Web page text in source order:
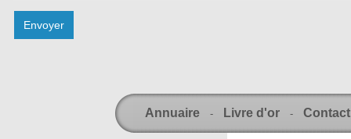
Annuaire - Livre d'or - Contact